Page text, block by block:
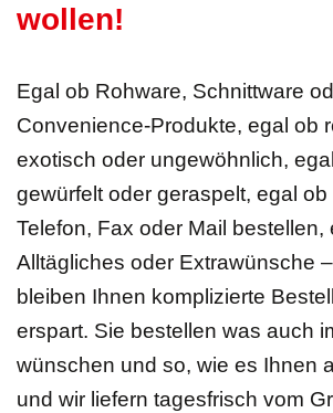
wollen!
Egal ob Rohware, Schnittware
Convenience-Produkte, egal ob
exotisch oder ungewöhnlich,
gewürfelt oder geraspelt, egal ob
Telefon, Fax oder Mail bestellen,
Alltägliches oder Extrawünsche
bleiben Ihnen komplizierte
erspart. Sie bestellen was auch
wünschen und so, wie es Ihnen
und wir liefern tagesfrisch vom